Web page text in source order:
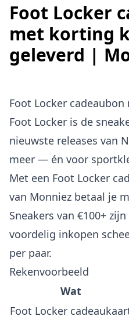
Foot Locker
met korting
geleverd |
Foot Locker
Foot Locker is de
nieuwste releases van
meer — én voor
Met een Foot Locker
van Monniez betaal je
Sneakers van €100+
voordelig inkopen
per paar.
Rekenvoorbeeld
Wat
Foot Locker